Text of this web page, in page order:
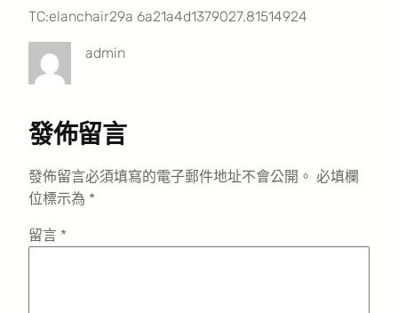
TC:elanchair29a 6a21a4d1379027.81514924
admin
發佈留言
發佈留言必須填寫的電子郵件地址不會公開。 必填欄
位標示為 *
留言 *